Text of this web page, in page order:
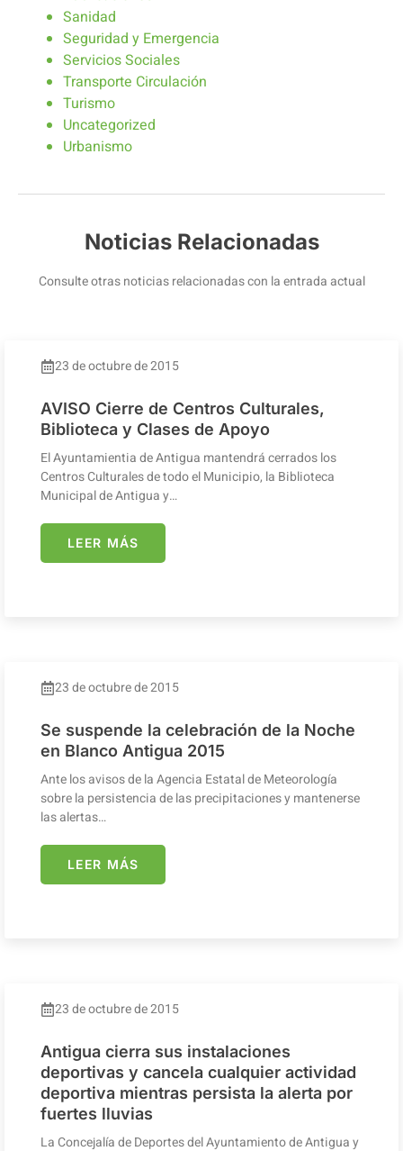
Sanidad
Seguridad y Emergencia
Servicios Sociales
Transporte Circulación
Turismo
Uncategorized
Urbanismo
Noticias Relacionadas
Consulte otras noticias relacionadas con la entrada actual
23 de octubre de 2015
AVISO Cierre de Centros Culturales,
Biblioteca y Clases de Apoyo
El Ayuntamientia de Antigua mantendrá cerrados los
Centros Culturales de todo el Municipio, la Biblioteca
Municipal de Antigua y…
LEER MÁS
23 de octubre de 2015
Se suspende la celebración de la Noche
en Blanco Antigua 2015
Ante los avisos de la Agencia Estatal de Meteorología
sobre la persistencia de las precipitaciones y mantenerse
las alertas…
LEER MÁS
23 de octubre de 2015
Antigua cierra sus instalaciones
deportivas y cancela cualquier actividad
deportiva mientras persista la alerta por
fuertes lluvias
La Concejalía de Deportes del Ayuntamiento de Antigua y